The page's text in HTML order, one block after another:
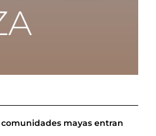
comunidades mayas entran